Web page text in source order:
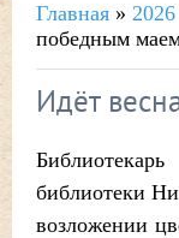
Главная » 2026
победным
Идёт
библиотеки
возложении